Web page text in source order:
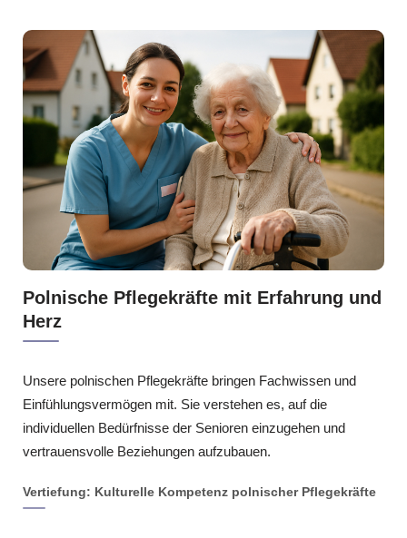
Polnische Pflegekräfte mit Erfahrung und
Herz
Unsere polnischen Pflegekräfte bringen Fachwissen und
Einfühlungsvermögen mit. Sie verstehen es, auf die
individuellen Bedürfnisse der Senioren einzugehen und
vertrauensvolle Beziehungen aufzubauen.
Vertiefung: Kulturelle Kompetenz polnischer Pflegekräfte